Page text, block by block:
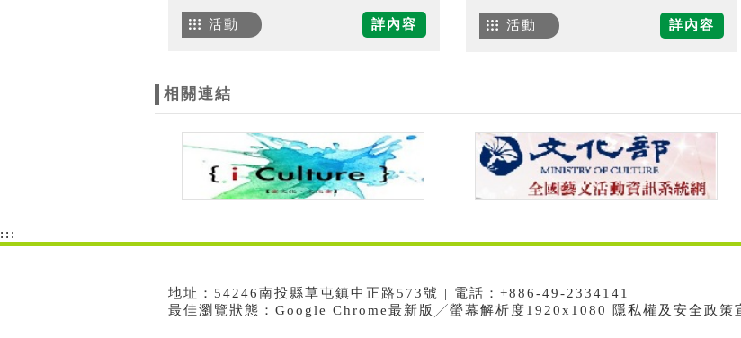
詳內容
活動 詳內容
活動
相關連結
:::
地址：54246南投縣草屯鎮中正路573號 | 電話：+886-49-2334141
最佳瀏覽狀態：Google Chrome最新版╱螢幕解析度1920x1080 隱私權及安全政策